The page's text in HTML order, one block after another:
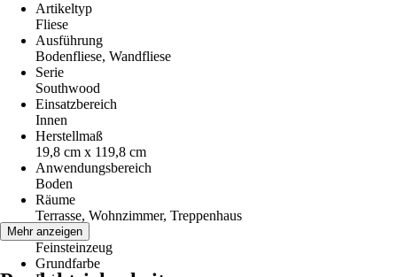
Artikeltyp
Fliese
Ausführung
Bodenfliese, Wandfliese
Serie
Southwood
Einsatzbereich
Innen
Herstellmaß
19,8 cm x 119,8 cm
Anwendungsbereich
Boden
Räume
Terrasse, Wohnzimmer, Treppenhaus
Material
Feinsteinzeug
Grundfarbe
Mehr anzeigen